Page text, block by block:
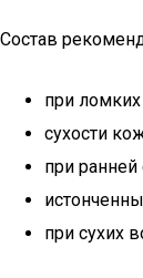
Состав
при
сухости
при ранней
при сухих